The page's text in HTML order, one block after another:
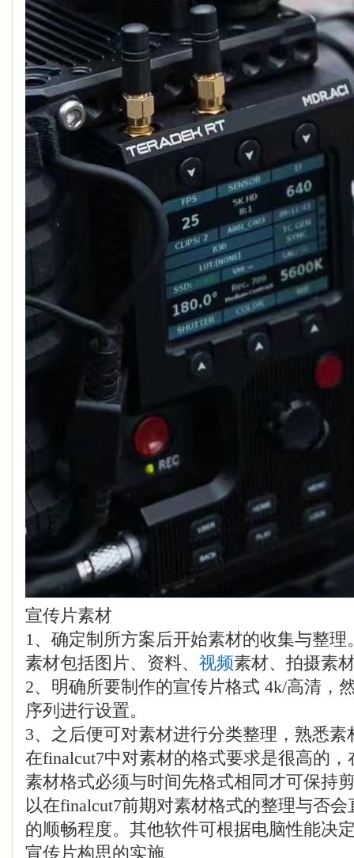
宣传片素材
1、确定制所方案后开始素材的收集与整理
素材包括图片、资料、 视频素材、拍摄素
2、明确所要制作的宣传片格式 4k/高清，
序列进行设置。
3、之后便可对素材进行分类整理，熟悉素
在finalcut7中对素材的格式要求是很高的
素材格式必须与时间先格式相同才可保持
以在finalcut7前期对素材格式的整理与否
的顺畅程度。其他软件可根据电脑性能决
宣传片构思的实施